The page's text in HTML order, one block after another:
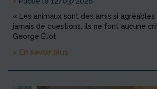
« Les animaux sont des amis si
jamais de questions, ils ne font aucune
George Eliot
> En savoir plus